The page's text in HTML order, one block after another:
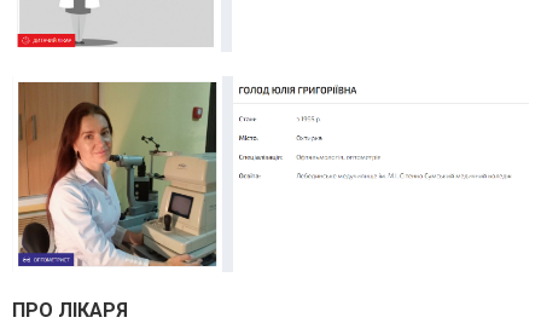
ПРО ЛІКАРЯ